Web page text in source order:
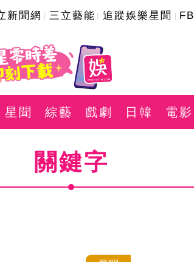
新聞網 三立藝能 追蹤娛樂星聞 FB
星聞 綜藝 戲劇 日韓 電影
關鍵字